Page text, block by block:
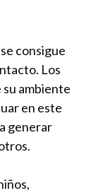
consigue
Los
su ambiente
en este
generar